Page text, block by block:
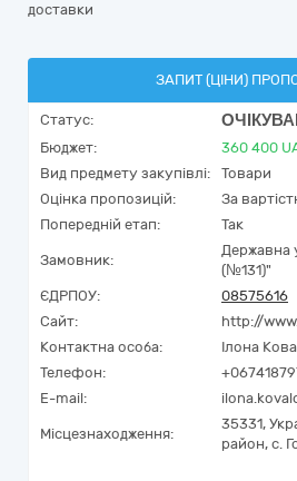
доставки
ЗАПИТ (ЦІНИ)
Статус:
Бюджет: 360 400
Вид предмету закупівлі:
Товари
Оцінка пропозицій:
За
Попередній етап:
Так
Замовник:
Державна
(№131)"
ЄДРПОУ:
08575616
Сайт:
http://
Контактна особа:
Ілона
Телефон:
E-mail:
Місцезнаходження:
35331,
район, с.